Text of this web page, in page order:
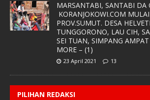
MARSANTABI, SANTABI DA
KORANJOKOWI.COM
PROV.SUMUT. DESA
TUNGGORONO, LAU CIH,
SEI TUAN, SIMPANG
MORE – (1)
23 April 2021 13
PILIHAN REDAKSI